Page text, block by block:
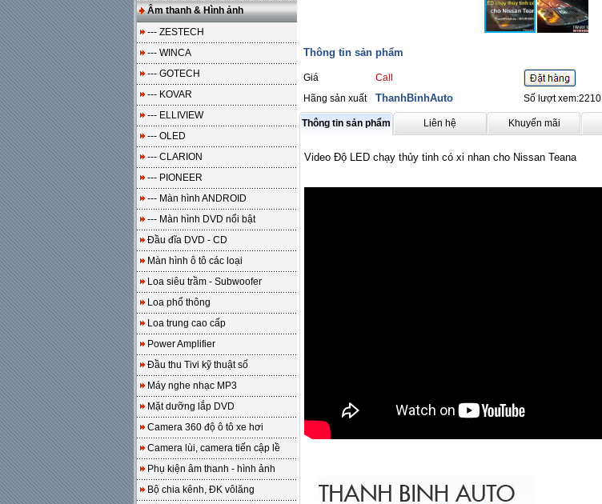
Âm thanh & Hình ảnh
--- ZESTECH
--- WINCA
--- GOTECH
--- KOVAR
--- ELLIVIEW
--- OLED
--- CLARION
--- PIONEER
--- Màn hình ANDROID
--- Màn hình DVD nổi bật
Đầu đĩa DVD - CD
Màn hình ô tô các loại
Loa siêu trầm - Subwoofer
Loa phổ thông
Loa trung cao cấp
Power Amplifier
Đầu thu Tivi kỹ thuật số
Máy nghe nhạc MP3
Mặt dưỡng lắp DVD
Camera 360 độ ô tô xe hơi
Camera lùi, camera tiến cập lề
Phụ kiện âm thanh - hình ảnh
Bộ chia kênh, ĐK vôlăng
Thông tin sản phẩm
Giá Call
Hãng sản xuất
ThanhBinhAuto Số lượt xem:2210
Thông tin sản phẩm Liên hệ Khuyến mãi
Video Độ LED chạy thủy tinh có xi nhan cho Nissan Teana